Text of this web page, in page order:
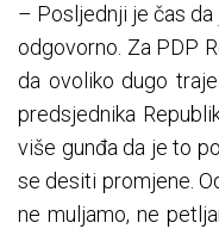
– Posljednji je čas
odgovorno. Za PDP
da ovoliko dugo
predsjednika
više gunđa da je to
se desiti promjene.
ne muljamo, ne